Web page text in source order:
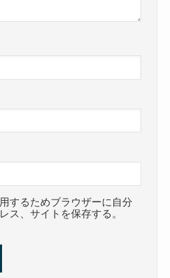
するためブラウザーに自分
ス、サイトを保存する。